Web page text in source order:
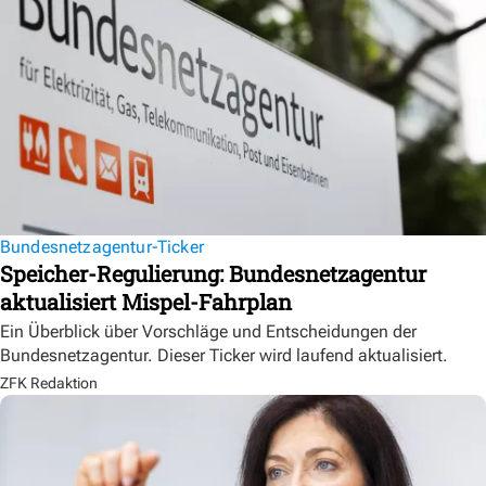
Bundesnetzagentur-Ticker
Speicher-Regulierung: Bundesnetzagentur
aktualisiert Mispel-Fahrplan
Ein Überblick über Vorschläge und Entscheidungen der
Bundesnetzagentur. Dieser Ticker wird laufend aktualisiert.
ZFK Redaktion